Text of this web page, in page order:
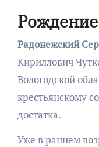
Радонежский
Кириллович
Вологодской
крестьянскому
достатка.
Уже в раннем